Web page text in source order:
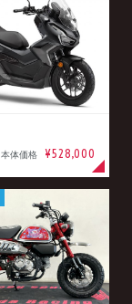
本体価格 ¥528,000